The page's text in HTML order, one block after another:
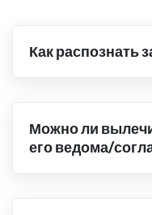
Как распознать
Можно ли
его ведома/